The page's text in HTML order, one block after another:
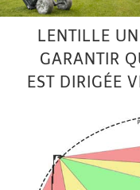
LENTILLE
GARANTIR
EST DIRIGÉE